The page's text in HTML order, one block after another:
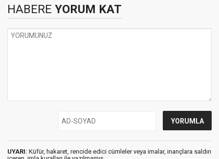
HABERE YORUM KAT
UYARI: Küfür, hakaret, rencide edici cümleler veya imalar, inançlara saldırı